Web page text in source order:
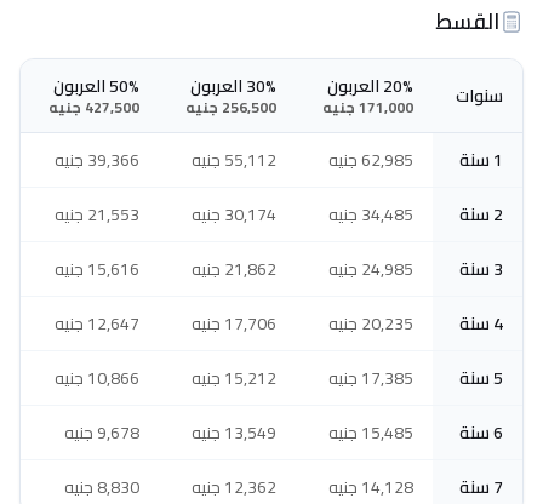
القسط
سنوات 20% العربون
171,000 جنيه
30% العربون
256,500 جنيه
50% العربون
427,500 جنيه
1 سنة 62,985 جنيه 55,112 جنيه
39,366 جنيه
2 سنة
34,485 جنيه 30,174 جنيه
21,553 جنيه
3 سنة
24,985 جنيه 21,862 جنيه
15,616 جنيه
4 سنة
20,235 جنيه 17,706 جنيه
12,647 جنيه
5 سنة
17,385 جنيه 15,212 جنيه
10,866 جنيه
6 سنة
15,485 جنيه 13,549 جنيه
9,678 جنيه
7 سنة
14,128 جنيه 12,362 جنيه 8,830 جنيه